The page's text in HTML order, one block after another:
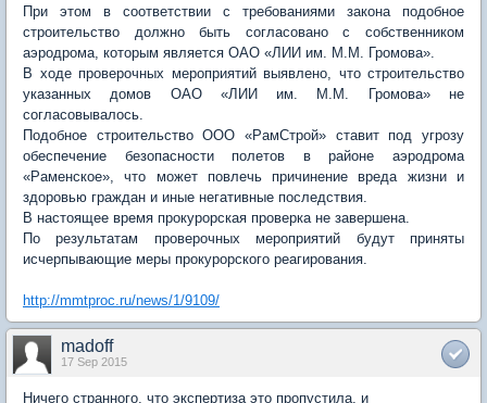
При этом в соответствии с требованиями закона подобное
строительство должно быть согласовано с собственником
аэродрома, которым является ОАО «ЛИИ им. М.М. Громова».
В ходе проверочных мероприятий выявлено, что строительство
указанных домов ОАО «ЛИИ им. М.М. Громова» не
согласовывалось.
Подобное строительство ООО «РамСтрой» ставит под угрозу
обеспечение безопасности полетов в районе аэродрома
«Раменское», что может повлечь причинение вреда жизни и
здоровью граждан и иные негативные последствия.
В настоящее время прокурорская проверка не завершена.
По результатам проверочных мероприятий будут приняты
исчерпывающие меры прокурорского реагирования.
http://mmtproc.ru/news/1/9109/
madoff
17 Sep 2015
Ничего странного, что экспертиза это пропустила, и